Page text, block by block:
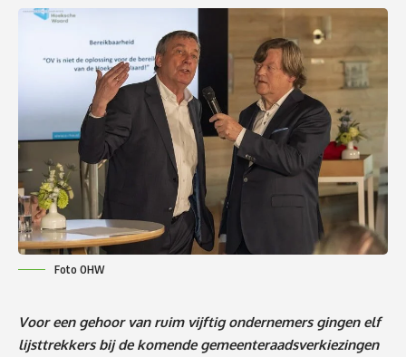
Foto OHW
Voor een gehoor van ruim vijftig ondernemers gingen elf
lijsttrekkers bij de komende gemeenteraadsverkiezingen